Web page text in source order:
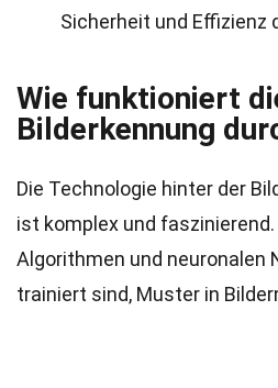
Sicherheit und Effizienz
Wie funktioniert
Bilderkennung
Die Technologie hinter der
ist komplex und
Algorithmen und neuronalen
trainiert sind, Muster in